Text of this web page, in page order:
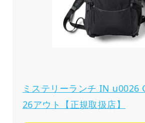
ミステリーランチ IN u0026
26アウト【正規取扱店】